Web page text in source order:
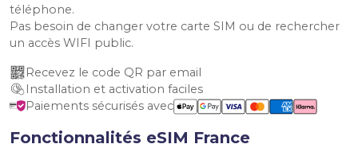
téléphone.
Pas besoin de changer votre carte SIM ou de rechercher
un accès WIFI public.
Recevez le code QR par email
Installation et activation faciles
Paiements sécurisés avec
Fonctionnalités eSIM France